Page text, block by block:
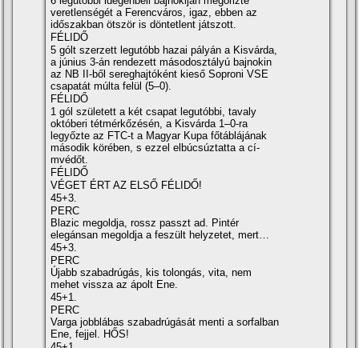
veretlenségét a Ferencváros, igaz, ebben az
időszakban ötször is döntetlent játszott.
FÉLIDŐ
5 gólt szerzett legutóbb hazai pályán a Kisvárda,
a június 3-án rendezett másodosztályú bajnokin
az NB II-ből sereghajtóként kieső Soproni VSE
csapatát múlta felül (5–0).
FÉLIDŐ
1 gól született a két csapat legutóbbi, tavaly
októberi tétmérkőzésén, a Kisvárda 1–0-ra
legyőzte az FTC-t a Magyar Kupa főtáblájának
második körében, s ezzel elbúcsúztatta a cí­
mvédőt.
FÉLIDŐ
VÉGET ÉRT AZ ELSŐ FÉLIDŐ!
45+3.
PERC
Blazic megoldja, rossz passzt ad. Pintér
elegánsan megoldja a feszült helyzetet, mert…
45+3.
PERC
Újabb szabadrúgás, kis tolongás, vita, nem
mehet vissza az ápolt Ene.
45+1.
PERC
Varga jobblábas szabadrúgását menti a sorfalban
Ene, fejjel. HŐS!